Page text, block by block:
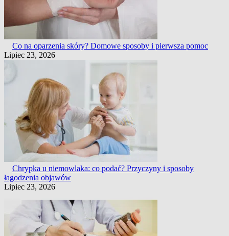
Co na oparzenia skóry? Domowe sposoby i pierwsza pomoc
Lipiec 23, 2026
Chrypka u niemowlaka: co podać? Przyczyny i sposoby
łagodzenia objawów
Lipiec 23, 2026